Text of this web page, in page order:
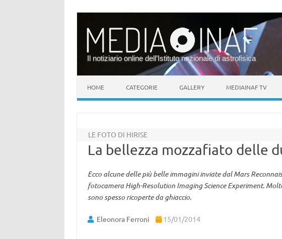
Il notiziario online dell’Istituto nazionale di astrofisica
HOME CATEGORIE GALLERY MEDIAINAF TV
LE FOTO DI HIRISE
La bellezza mozzafiato delle
Ecco alcune delle più belle immagini inviate dal Mars
fotocamera High-Resolution Imaging Science Experiment.
sono spesso ricoperte da ghiaccio.
Eleonora Ferroni 15/01/2014